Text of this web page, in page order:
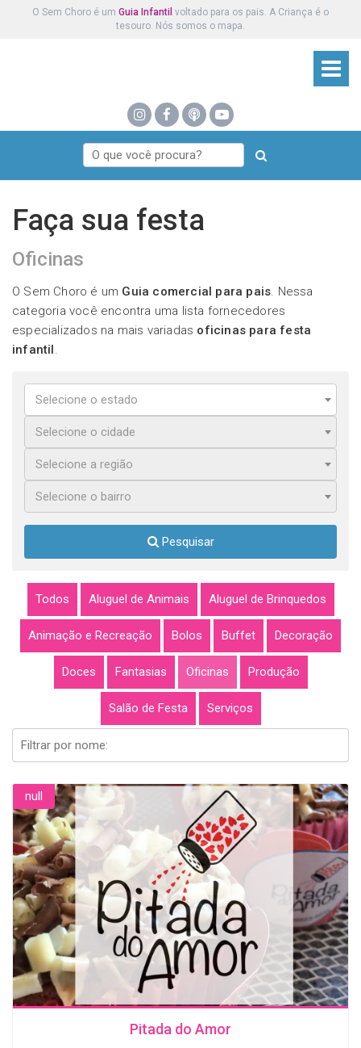
O Sem Choro é um Guia Infantil voltado para os pais. A Criança é o
tesouro. Nós somos o mapa.
Faça sua festa
Oficinas
O Sem Choro é um Guia comercial para pais. Nessa
categoria você encontra uma lista fornecedores
especializados na mais variadas oficinas para festa
infantil.
Selecione o estado
Selecione o cidade
Selecione a região
Selecione o bairro
Pesquisar
Todos Aluguel de Animais Aluguel de Brinquedos
Animação e Recreação Bolos Buffet Decoração
Doces Fantasias Oficinas Produção
Salão de Festa Serviços
null
Pitada do Amor